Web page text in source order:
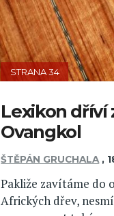
STRANA 34
Lexikon dříví
Ovangkol
ŠTĚPÁN GRUCHALA ,
Pakliže zavítáme do
Afrických dřev,